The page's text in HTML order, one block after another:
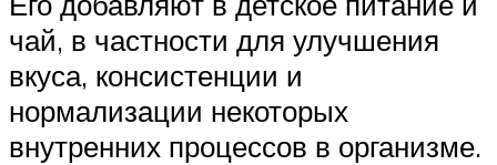
чай, в частности для улучшения
вкуса, консистенции и
нормализации некоторых
внутренних процессов в организме.